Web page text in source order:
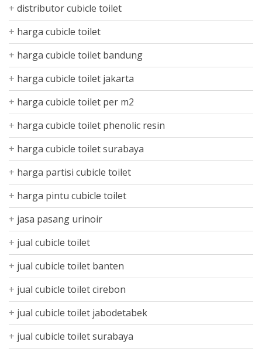
distributor cubicle toilet
harga cubicle toilet
harga cubicle toilet bandung
harga cubicle toilet jakarta
harga cubicle toilet per m2
harga cubicle toilet phenolic resin
harga cubicle toilet surabaya
harga partisi cubicle toilet
harga pintu cubicle toilet
jasa pasang urinoir
jual cubicle toilet
jual cubicle toilet banten
jual cubicle toilet cirebon
jual cubicle toilet jabodetabek
jual cubicle toilet surabaya